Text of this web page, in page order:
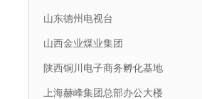
山东德州电视台
山西金业煤业集团
陕西铜川电子商务孵化基地
上海赫峰集团总部办公大楼